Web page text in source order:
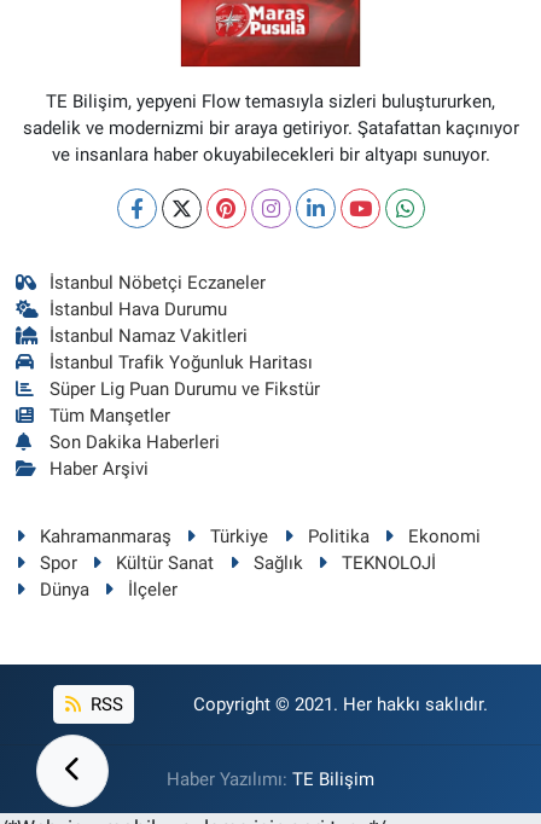
TE Bilişim, yepyeni Flow temasıyla sizleri buluştururken,
sadelik ve modernizmi bir araya getiriyor. Şatafattan kaçınıyor
ve insanlara haber okuyabilecekleri bir altyapı sunuyor.
İstanbul Nöbetçi Eczaneler
İstanbul Hava Durumu
İstanbul Namaz Vakitleri
İstanbul Trafik Yoğunluk Haritası
Süper Lig Puan Durumu ve Fikstür
Tüm Manşetler
Son Dakika Haberleri
Haber Arşivi
Kahramanmaraş Türkiye Politika
Ekonomi
Spor
Kültür Sanat Sağlık
TEKNOLOJİ
Dünya
İlçeler
RSS Copyright © 2021. Her hakkı saklıdır.
Haber Yazılımı: TE Bilişim